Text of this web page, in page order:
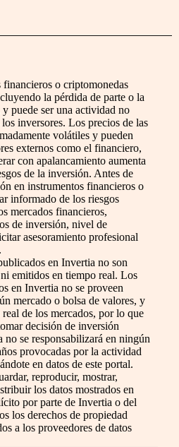
o criptomonedas
la pérdida de parte o la
puede ser una actividad no
inversores. Los precios de las
volátiles y pueden
externos como el financiero,
con apalancamiento aumenta
de la inversión. Antes de
en instrumentos financieros o
informado de los riesgos
mercados financieros,
de inversión, nivel de
asesoramiento profesional
en Invertia no son
emitidos en tiempo real. Los
en Invertia no se proveen
mercado o bolsa de valores, y
de los mercados, por lo que
decisión de inversión
no se responsabilizará en ningún
provocadas por la actividad
en datos de este portal.
reproducir, mostrar,
los datos mostrados en
por parte de Invertia o del
los derechos de propiedad
a los proveedores de datos